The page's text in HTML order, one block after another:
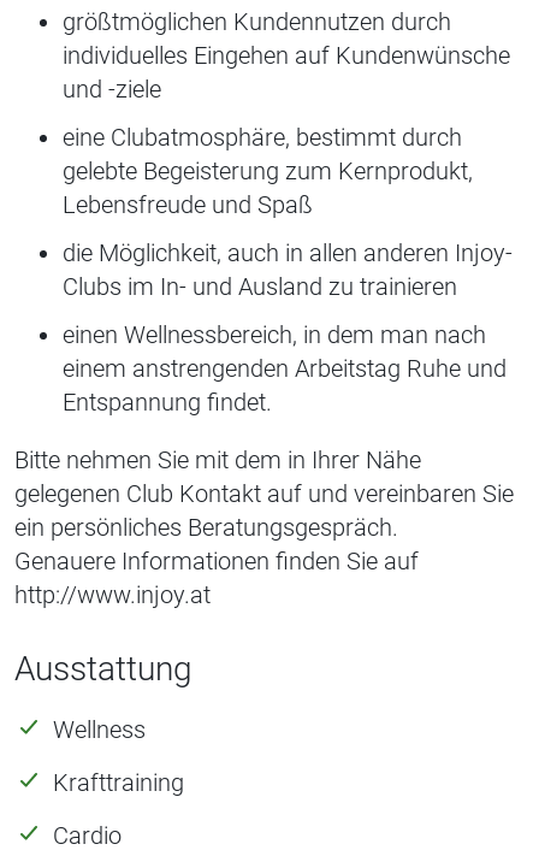
größtmöglichen Kundennutzen durch
individuelles Eingehen auf Kundenwünsche
und -ziele
eine Clubatmosphäre, bestimmt durch
gelebte Begeisterung zum Kernprodukt,
Lebensfreude und Spaß
die Möglichkeit, auch in allen anderen Injoy-
Clubs im In- und Ausland zu trainieren
einen Wellnessbereich, in dem man nach
einem anstrengenden Arbeitstag Ruhe und
Entspannung findet.
Bitte nehmen Sie mit dem in Ihrer Nähe
gelegenen Club Kontakt auf und vereinbaren Sie
ein persönliches Beratungsgespräch.
Genauere Informationen finden Sie auf
http://www.injoy.at
Ausstattung
Wellness
Krafttraining
Cardio